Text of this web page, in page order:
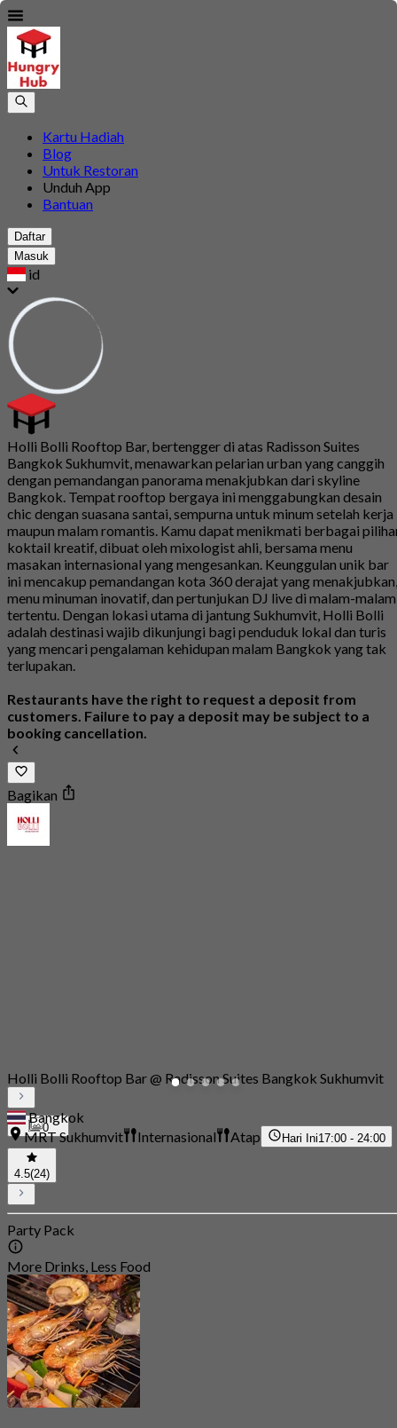
Kartu Hadiah
Blog
Untuk Restoran
Unduh App
Bantuan
Daftar
Masuk
id
Holli Bolli Rooftop Bar, bertengger di atas Radisson Suites
Bangkok Sukhumvit, menawarkan pelarian urban yang canggih
dengan pemandangan panorama menakjubkan dari skyline
Bangkok. Tempat rooftop bergaya ini menggabungkan desain
chic dengan suasana santai, sempurna untuk minum setelah kerja
maupun malam romantis. Kamu dapat menikmati berbagai
koktail kreatif, dibuat oleh mixologist ahli, bersama menu
masakan internasional yang mengesankan. Keunggulan unik bar
ini mencakup pemandangan kota 360 derajat yang menakjubkan,
menu minuman inovatif, dan pertunjukan DJ live di malam-malam
tertentu. Dengan lokasi utama di jantung Sukhumvit, Holli Bolli
adalah destinasi wajib dikunjungi bagi penduduk lokal dan turis
yang mencari pengalaman kehidupan malam Bangkok yang tak
terlupakan.
Restaurants have the right to request a deposit from
customers. Failure to pay a deposit may be subject to a
booking cancellation.
Bagikan
0
Holli Bolli Rooftop Bar @ Radisson Suites Bangkok Sukhumvit
Bangkok
MRT Sukhumvit
Internasional Atap Hari Ini17:00 - 24:00
4.5(24)
Party Pack
More Drinks, Less Food